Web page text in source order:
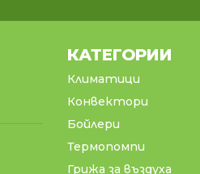
КАТЕГОРИИ
Климатици
Конвектори
Бойлери
Термопомпи
Грижа за въздуха